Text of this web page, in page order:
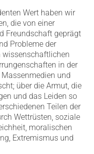
Wert haben wir
die von einer
Freundschaft geprägt
Probleme der
wissenschaftlichen
in der
und
über die Armut, die
und das Leiden so
Teilen der
Wettrüsten, soziale
moralischen
Extremismus und